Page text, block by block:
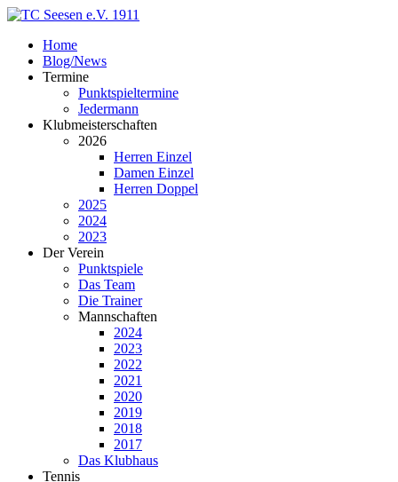
Home
Blog/News
Termine
Punktspieltermine
Jedermann
Klubmeisterschaften
2026
Herren Einzel
Damen Einzel
Herren Doppel
2025
2024
2023
Der Verein
Punktspiele
Das Team
Die Trainer
Mannschaften
2024
2023
2022
2021
2020
2019
2018
2017
Das Klubhaus
Tennis